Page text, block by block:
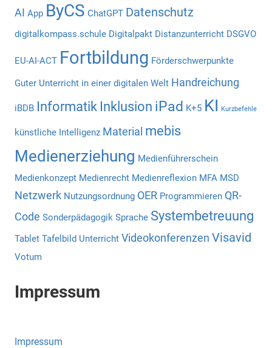
AI App ByCS ChatGPT Datenschutz
digitalkompass.schule Digitalpakt Distanzunterricht DSGVO
EU-AI-ACT Fortbildung Förderschwerpunkte
Guter Unterricht in einer digitalen Welt Handreichung
iBDB Informatik Inklusion iPad K+5 KI Kurzbefehle
künstliche Intelligenz Material mebis
Medienerziehung Medienführerschein
Medienkonzept Medienrecht Medienreflexion MFA MSD
Netzwerk Nutzungsordnung OER Programmieren QR-
Code Sonderpädagogik Sprache Systembetreuung
Tablet Tafelbild Unterricht Videokonferenzen Visavid
Votum
Impressum
Impressum